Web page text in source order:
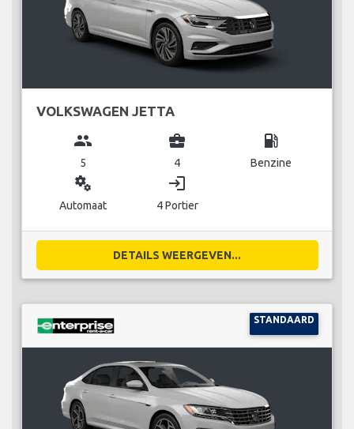
VOLKSWAGEN JETTA
group
5
business_center
4
local_gas_station
Benzine
miscellaneous_services
Automaat
login
4 Portier
DETAILS WEERGEVEN...
STANDAARD